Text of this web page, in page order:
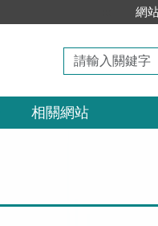
網
請
輸
入
關
鍵
相關網站